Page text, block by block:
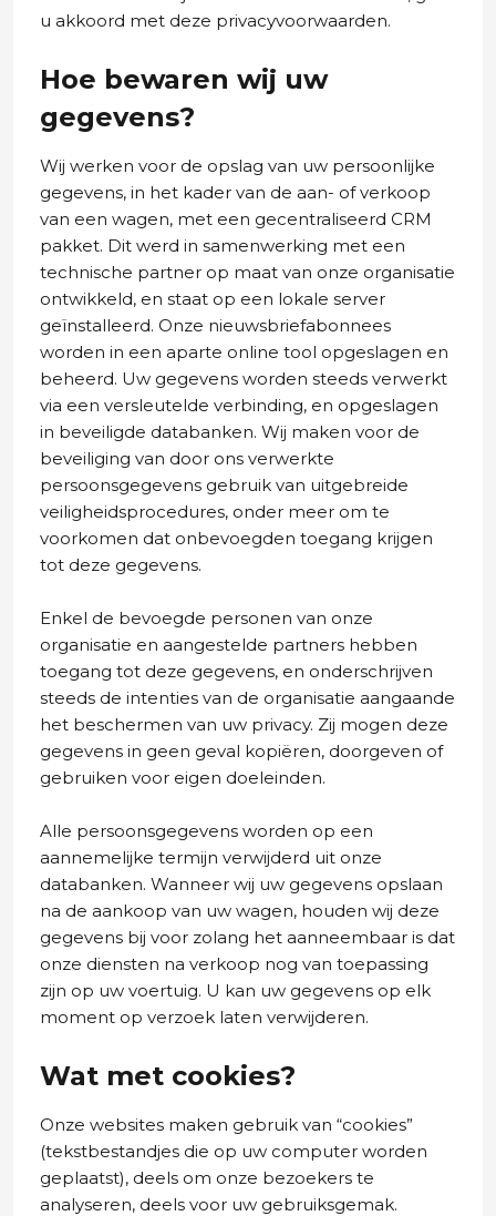
u akkoord met deze privacyvoorwaarden.
Hoe bewaren wij uw
gegevens?
Wij werken voor de opslag van uw persoonlijke
gegevens, in het kader van de aan- of verkoop
van een wagen, met een gecentraliseerd CRM
pakket. Dit werd in samenwerking met een
technische partner op maat van onze organisatie
ontwikkeld, en staat op een lokale server
geïnstalleerd. Onze nieuwsbriefabonnees
worden in een aparte online tool opgeslagen en
beheerd. Uw gegevens worden steeds verwerkt
via een versleutelde verbinding, en opgeslagen
in beveiligde databanken. Wij maken voor de
beveiliging van door ons verwerkte
persoonsgegevens gebruik van uitgebreide
veiligheidsprocedures, onder meer om te
voorkomen dat onbevoegden toegang krijgen
tot deze gegevens.
Enkel de bevoegde personen van onze
organisatie en aangestelde partners hebben
toegang tot deze gegevens, en onderschrijven
steeds de intenties van de organisatie aangaande
het beschermen van uw privacy. Zij mogen deze
gegevens in geen geval kopiëren, doorgeven of
gebruiken voor eigen doeleinden.
Alle persoonsgegevens worden op een
aannemelijke termijn verwijderd uit onze
databanken. Wanneer wij uw gegevens opslaan
na de aankoop van uw wagen, houden wij deze
gegevens bij voor zolang het aanneembaar is dat
onze diensten na verkoop nog van toepassing
zijn op uw voertuig. U kan uw gegevens op elk
moment op verzoek laten verwijderen.
Wat met cookies?
Onze websites maken gebruik van “cookies”
(tekstbestandjes die op uw computer worden
geplaatst), deels om onze bezoekers te
analyseren, deels voor uw gebruiksgemak.